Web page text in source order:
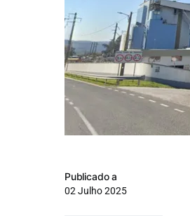
Publicado a
02 Julho 2025